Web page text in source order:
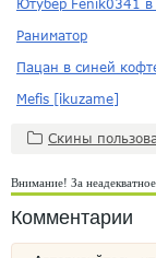
Ютубер Fenik0341
Раниматор
Пацан в синей
Mefis [ikuzame]
Скины
Внимание! За
Комментарии